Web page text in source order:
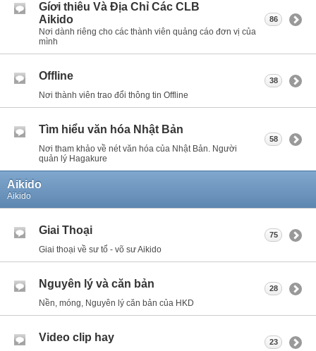
Gíơi thiêu Và Địa Chỉ Các CLB
Aikido
Nơi dành riêng cho các thành viên quảng cáo đơn vị của
mình
86
Offline
Nơi thành viên trao đổi thông tin Offline
38
Tìm hiểu văn hóa Nhật Bản
Nơi tham khảo về nét văn hóa của Nhật Bản. Người
quản lý Hagakure
58
Aikido
Aikido
Giai Thoại
Giai thoại về sư tổ - võ sư Aikido
75
Nguyên lý và căn bản
Nền, móng, Nguyên lý căn bản của HKD
28
Video clip hay 23